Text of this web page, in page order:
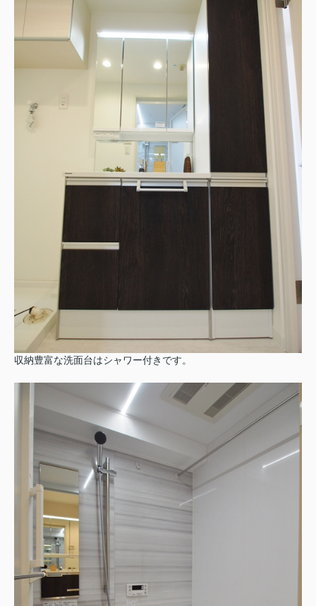
収納豊富な洗面台はシャワー付きです。